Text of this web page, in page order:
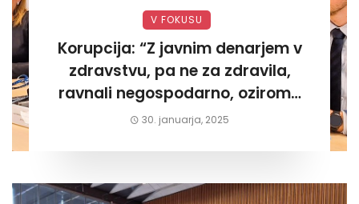
V FOKUSU
Korupcija: “Z javnim denarjem v
zdravstvu, pa ne za zdravila,
ravnali negospodarno, oziroma
za lastni žep. Tokrat na Žalskem«
30. januarja, 2025